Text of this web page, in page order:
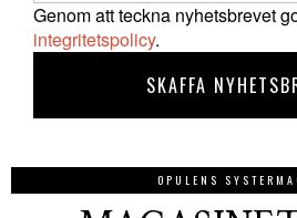
Genom att teckna nyhetsbrevet
integritetspolicy.
OPULENS